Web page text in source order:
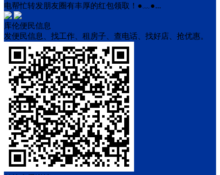
电帮忙转发朋友圈有丰厚的红包领取！●﹏●...
库伦便民信息
发便民信息、找工作、租房子、查电话、找好店、抢优惠。